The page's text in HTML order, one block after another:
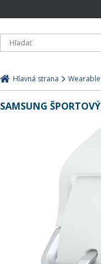
Hlavná strana
SAMSUNG